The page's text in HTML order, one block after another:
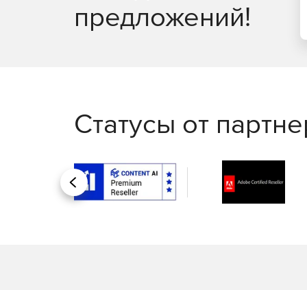
Избавление от несанкционированного и
предложений!
Статусы от
Назад